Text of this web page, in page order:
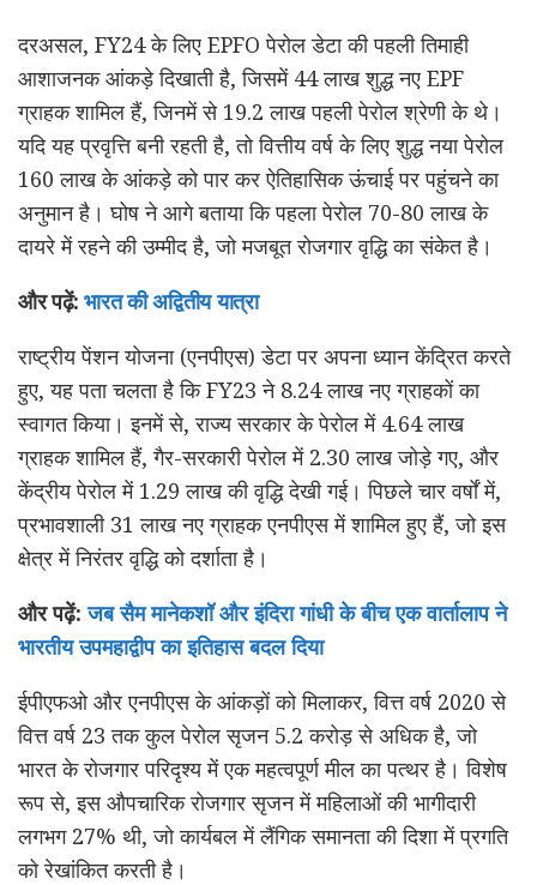
दरअसल, FY24 के लिए EPFO पेरोल डेटा की पहली तिमाही
आशाजनक आंकड़े दिखाती है, जिसमें 44 लाख शुद्ध नए EPF
ग्राहक शामिल हैं, जिनमें से 19.2 लाख पहली पेरोल श्रेणी के थे।
यदि यह प्रवृत्ति बनी रहती है, तो वित्तीय वर्ष के लिए शुद्ध नया पेरोल
160 लाख के आंकड़े को पार कर ऐतिहासिक ऊंचाई पर पहुंचने का
अनुमान है। घोष ने आगे बताया कि पहला पेरोल 70-80 लाख के
दायरे में रहने की उम्मीद है, जो मजबूत रोजगार वृद्धि का संकेत है।
और पढ़ें:भारत की अद्वितीय यात्रा
राष्ट्रीय पेंशन योजना (एनपीएस) डेटा पर अपना ध्यान केंद्रित करते
हुए, यह पता चलता है कि FY23 ने 8.24 लाख नए ग्राहकों का
स्वागत किया। इनमें से, राज्य सरकार के पेरोल में 4.64 लाख
ग्राहक शामिल हैं, गैर-सरकारी पेरोल में 2.30 लाख जोड़े गए, और
केंद्रीय पेरोल में 1.29 लाख की वृद्धि देखी गई। पिछले चार वर्षों में,
प्रभावशाली 31 लाख नए ग्राहक एनपीएस में शामिल हुए हैं, जो इस
क्षेत्र में निरंतर वृद्धि को दर्शाता है।
और पढ़ें:जब सैम मानेकशॉ और इंदिरा गांधी के बीच एक वार्तालाप ने
भारतीय उपमहाद्वीप का इतिहास बदल दिया
ईपीएफओ और एनपीएस के आंकड़ों को मिलाकर, वित्त वर्ष 2020 से
वित्त वर्ष 23 तक कुल पेरोल सृजन 5.2 करोड़ से अधिक है, जो
भारत के रोजगार परिदृश्य में एक महत्वपूर्ण मील का पत्थर है। विशेष
रूप से, इस औपचारिक रोजगार सृजन में महिलाओं की भागीदारी
लगभग 27% थी, जो कार्यबल में लैंगिक समानता की दिशा में प्रगति
को रेखांकित करती है।